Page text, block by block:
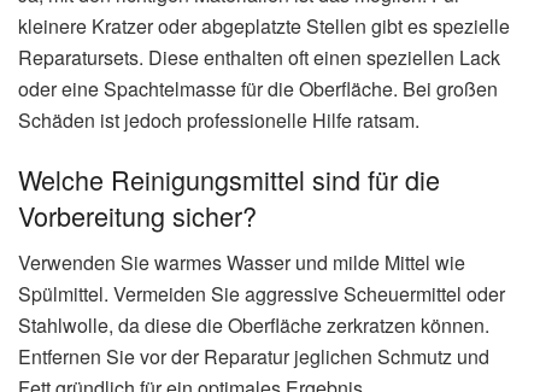
kleinere Kratzer oder abgeplatzte Stellen gibt es spezielle
Reparatursets. Diese enthalten oft einen speziellen Lack
oder eine Spachtelmasse für die Oberfläche. Bei großen
Schäden ist jedoch professionelle Hilfe ratsam.
Welche Reinigungsmittel sind für die
Vorbereitung sicher?
Verwenden Sie warmes Wasser und milde Mittel wie
Spülmittel. Vermeiden Sie aggressive Scheuermittel oder
Stahlwolle, da diese die Oberfläche zerkratzen können.
Entfernen Sie vor der Reparatur jeglichen Schmutz und